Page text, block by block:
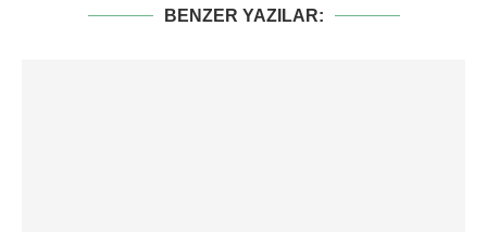
BENZER YAZILAR: